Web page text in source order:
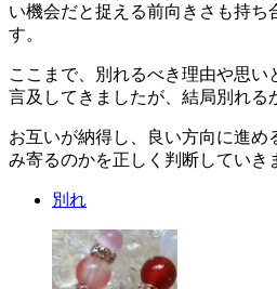
い機会だと捉える前向きさも持ち
す。
ここまで、別れるべき理由や思い
言及してきましたが、結局別れる
お互いが納得し、良い方向に進め
み寄るのかを正しく判断していき
別れ